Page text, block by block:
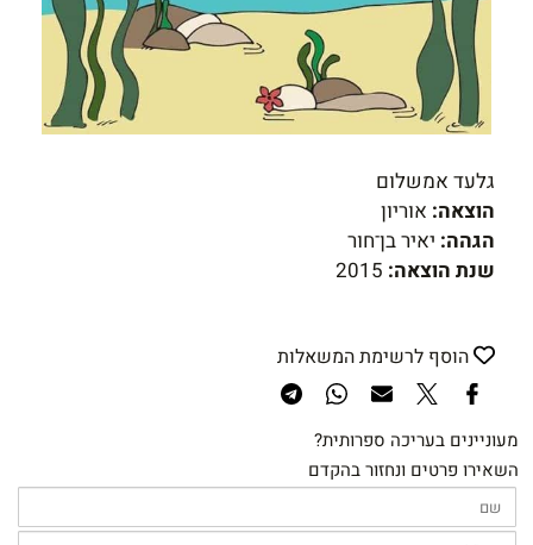
גלעד אמשלום
הוצאה: אוריון
הגהה: יאיר בן־חור
שנת הוצאה:
הוסף לרשימת המשאלות
מעוניינים בעריכה ספרותית?
השאירו פרטים ונחזור בהקדם